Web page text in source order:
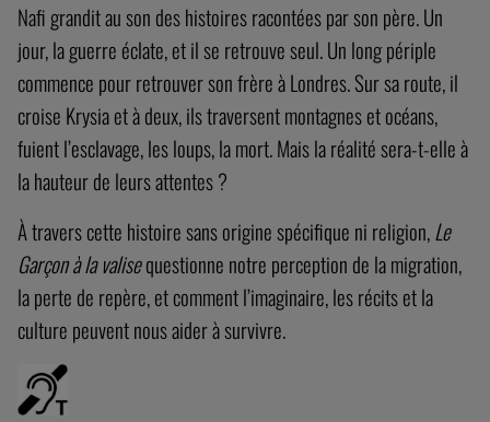
Nafi grandit au son des histoires racontées par son père. Un
jour, la guerre éclate, et il se retrouve seul. Un long périple
commence pour retrouver son frère à Londres. Sur sa route, il
croise Krysia et à deux, ils traversent montagnes et océans,
fuient l’esclavage, les loups, la mort. Mais la réalité sera-t-elle à
la hauteur de leurs attentes ?
À travers cette histoire sans origine spécifique ni religion,Le
Garçon à la valisequestionne notre perception de la migration,
la perte de repère, et comment l’imaginaire, les récits et la
culture peuvent nous aider à survivre.